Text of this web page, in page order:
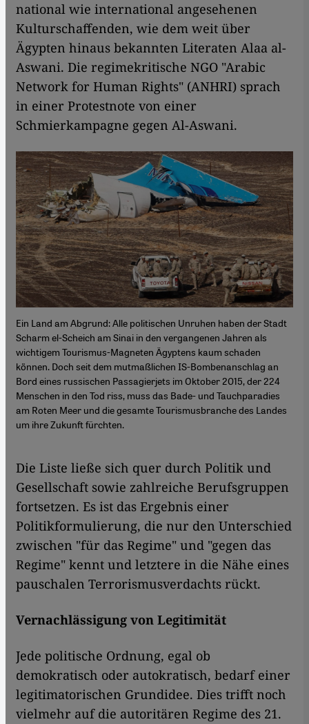
national wie international angesehenen
Kulturschaffenden, wie dem weit über
Ägypten hinaus bekannten Literaten Alaa al-
Aswani. Die regimekritische NGO "Arabic
Network for Human Rights" (ANHRI) sprach
in einer Protestnote von einer
Schmierkampagne gegen Al-Aswani.
Ein Land am Abgrund: Alle politischen Unruhen haben der Stadt
Scharm el-Scheich am Sinai in den vergangenen Jahren als
wichtigem Tourismus-Magneten Ägyptens kaum schaden
können. Doch seit dem mutmaßlichen IS-Bombenanschlag an
Bord eines russischen Passagierjets im Oktober 2015, der 224
Menschen in den Tod riss, muss das Bade- und Tauchparadies
am Roten Meer und die gesamte Tourismusbranche des Landes
um ihre Zukunft fürchten.
Die Liste ließe sich quer durch Politik und
Gesellschaft sowie zahlreiche Berufsgruppen
fortsetzen. Es ist das Ergebnis einer
Politikformulierung, die nur den Unterschied
zwischen "für das Regime" und "gegen das
Regime" kennt und letztere in die Nähe eines
pauschalen Terrorismusverdachts rückt.
Vernachlässigung von Legitimität
Jede politische Ordnung, egal ob
demokratisch oder autokratisch, bedarf einer
legitimatorischen Grundidee. Dies trifft noch
vielmehr auf die autoritären Regime des 21.